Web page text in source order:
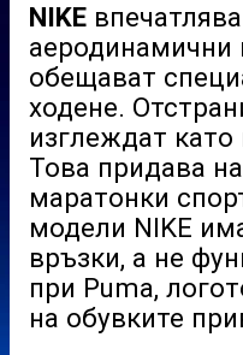
NIKE
аеродинамични
обещават
ходене.
изглеждат
Това придава на
маратонки
модели NIKE
връзки, а не
при Puma,
на обувките